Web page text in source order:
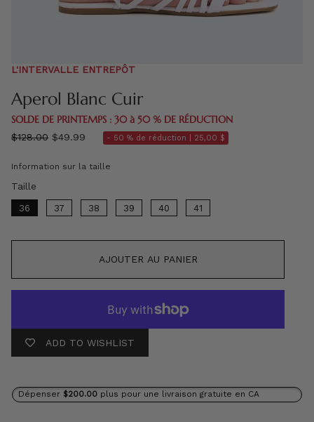
L'INTERVALLE ENTREPÔT
Aperol Blanc Cuir
SOLDE DE PRINTEMPS : 30 à 50 % DE RÉDUCTION
régulier
$128.00 $49.99 - 50 % de réduction | 25,00 $
Information sur la taille
Taille
36 37 38 39 40 41
AJOUTER AU PANIER
ADD TO WISHLIST
Dépenser $200.00 plus pour une livraison gratuite en CA